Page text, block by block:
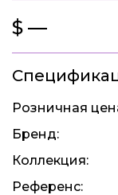
$ —
Розничная
Бренд:
Коллекция:
Референс: